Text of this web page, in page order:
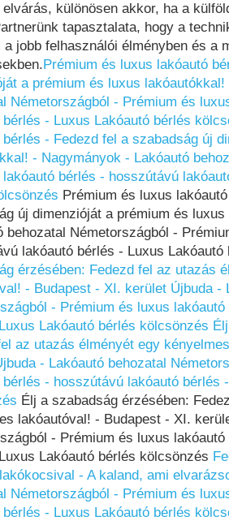
elvárás, különösen akkor, ha a
tapasztalata, hogy a
a jobb felhasználói élményben és a
Prémium és luxus lakóautó
a prémium és luxus
Németországból - Prémium és
bérlés - Luxus Lakóautó bérlés
bérlés - Fedezd fel a szabadság új
- Nagymányok - Lakóautó
bérlés - hosszútávú
Prémium és luxus
új dimenzióját a prémium és
behozatal Németországból -
lakóautó bérlés - Luxus
érzésében: Fedezd fel az utazás
- Budapest - XI. kerület Újbuda -
- Prémium és luxus
Lakóautó bérlés kölcsönzés
az utazás élményét egy
- Lakóautó behozatal
bérlés - hosszútávú lakóautó bérlés
Élj a szabadság érzésében:
lakóautóval! - Budapest - XI.
- Prémium és luxus
Lakóautó bérlés kölcsönzés
- A kaland, ami
Németországból - Prémium és
bérlés - Luxus Lakóautó bérlés